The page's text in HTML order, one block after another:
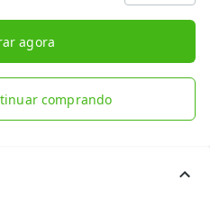
agora
comprando